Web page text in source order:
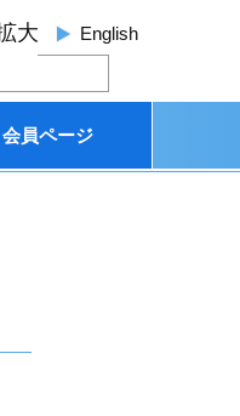
大 English
会員ページ